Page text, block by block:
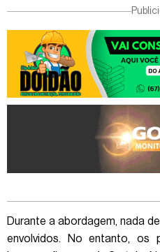
Durante a abordagem, nada
envolvidos. No entanto, os